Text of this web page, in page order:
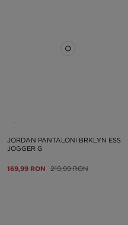
JORDAN PANTALONI BRKLYN ESS
JOGGER G
169,99 RON 219,99 RON